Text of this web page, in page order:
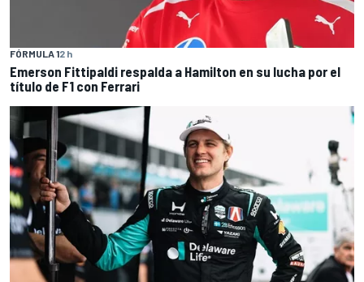
FÓRMULA 12 h
Emerson Fittipaldi respalda a Hamilton en su lucha por el
título de F1 con Ferrari